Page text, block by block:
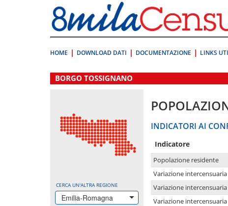
direttamente
a:
Contenuto
HOME DOWNLOAD DATI DOCUMENTAZIONE LINKS
.
BORGO TOSSIGNANO
CERCA UN'ALTRA REGIONE
Emilia-Romagna
INDICATORI AI
Indicatore
Popolazione residente
Variazione
Variazione
Variazione